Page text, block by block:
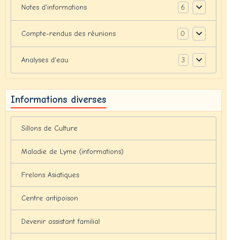
Notes d'informations 6
Compte-rendus des réunions 0
Analyses d'eau 3
Informations diverses
Sillons de Culture
Maladie de Lyme (informations)
Frelons Asiatiques
Centre antipoison
Devenir assistant familial